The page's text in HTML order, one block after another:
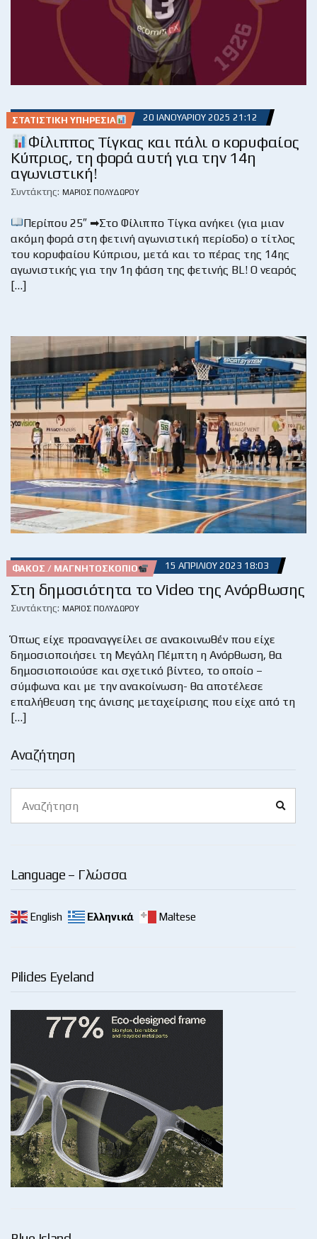
Αναζήτηση
for:
Language – Γλώσσα
English Ελληνικά Maltese
Pilides Eyeland
ΣΤΑΤΙΣΤΙΚΉ ΥΠΗΡΕΣΊΑ 20 ΙΑΝΟΥΑΡΊΟΥ 2025 21:12
Φίλιππος Τίγκας και πάλι ο κορυφαίος
Κύπριος, τη φορά αυτή για την 14η
αγωνιστική!
Συντάκτης: ΜΆΡΙΟΣ ΠΟΛΥΔΏΡΟΥ
Περίπου 25″ ➡Στο Φίλιππο Τίγκα ανήκει (για μιαν
ακόμη φορά στη φετινή αγωνιστική περίοδο) ο τίτλος
του κορυφαίου Κύπριου, μετά και το πέρας της 14ης
αγωνιστικής για την 1η φάση της φετινής BL! Ο νεαρός
[…]
ΦΑΚΌΣ / ΜΑΓΝΗΤΟΣΚΌΠΙΟ 15 ΑΠΡΙΛΊΟΥ 2023 18:03
Στη δημοσιότητα το Video της Ανόρθωσης
Συντάκτης: ΜΆΡΙΟΣ ΠΟΛΥΔΏΡΟΥ
Όπως είχε προαναγγείλει σε ανακοινωθέν που είχε
δημοσιοποιήσει τη Μεγάλη Πέμπτη η Ανόρθωση, θα
δημοσιοποιούσε και σχετικό βίντεο, το οποίο –
σύμφωνα και με την ανακοίνωση- θα αποτέλεσε
επαλήθευση της άνισης μεταχείρισης που είχε από τη
[…]